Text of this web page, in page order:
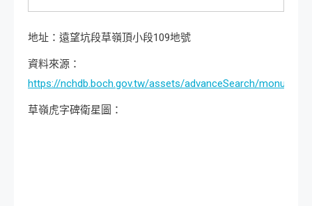
地址：遠望坑段草嶺頂小段109地號
資料來源：
https://nchdb.boch.gov.tw/assets/advanceSearch/
草嶺虎字碑衛星圖：